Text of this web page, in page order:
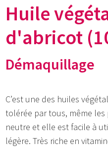
Huile
d'abricot
Démaquillage
C’est une des huiles
tolérée par tous, même les
neutre et elle est facile à
légère. Très riche en